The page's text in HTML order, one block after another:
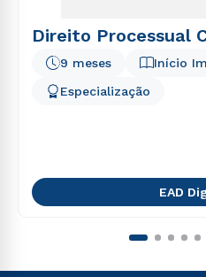
Direito Processual
Início
9 meses
Especialização
EAD